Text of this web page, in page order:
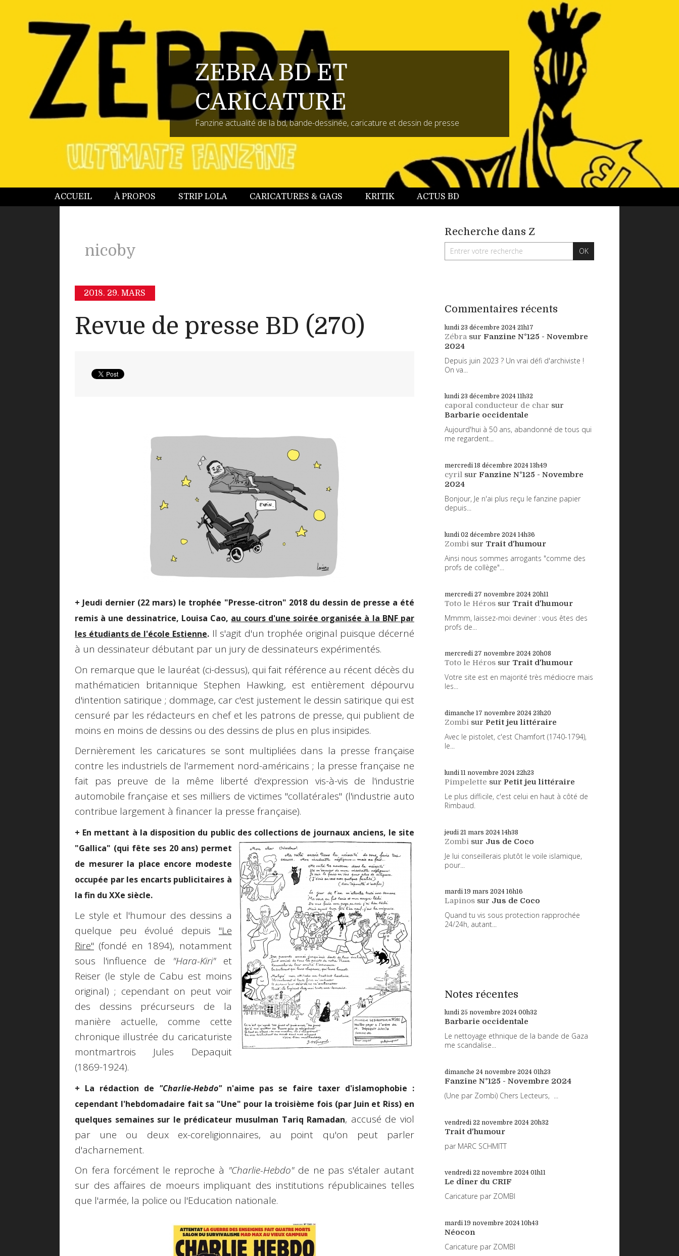
ZEBRA BD ET
CARICATURE
Fanzine actualité de la bd, bande-dessinée, caricature et dessin de presse
ACCUEIL À PROPOS STRIP LOLA CARICATURES & GAGS KRITIK ACTUS BD
nicoby
2018. 29. MARS
Revue de presse BD (270)
+ Jeudi dernier (22 mars) le trophée "Presse-citron" 2018 du dessin de presse a été
remis à une dessinatrice, Louisa Cao, au cours d'une soirée organisée à la BNF par
les étudiants de l'école Estienne.Il s'agit d'un trophée original puisque décerné
à un dessinateur débutant par un jury de dessinateurs expérimentés.
On remarque que le lauréat (ci-dessus), qui fait référence au récent décès du
mathématicien britannique Stephen Hawking, est entièrement dépourvu
d'intention satirique ; dommage, car c'est justement le dessin satirique qui est
censuré par les rédacteurs en chef et les patrons de presse, qui publient de
moins en moins de dessins ou des dessins de plus en plus insipides.
Dernièrement les caricatures se sont multipliées dans la presse française
contre les industriels de l'armement nord-américains ; la presse française ne
fait pas preuve de la même liberté d'expression vis-à-vis de l'industrie
automobile française et ses milliers de victimes "collatérales" (l'industrie auto
contribue largement à financer la presse française).
+ En mettant à la disposition du public des collections de journaux anciens, le site
"Gallica" (qui fête ses 20 ans) permet
de mesurer la place encore modeste
occupée par les encarts publicitaires à
la fin du XXe siècle.
Le style et l'humour des dessins a
quelque peu évolué depuis "Le
Rire" (fondé en 1894), notamment
sous l'influence de "Hara-Kiri"et
Reiser (le style de Cabu est moins
original) ; cependant on peut voir
des dessins précurseurs de la
manière actuelle, comme cette
chronique illustrée du caricaturiste
montmartrois Jules Depaquit
(1869-1924).
+ La rédaction de "Charlie-Hebdo"n'aime pas se faire taxer d'islamophobie :
cependant l'hebdomadaire fait sa "Une" pour la troisième fois (par Juin et Riss) en
quelques semaines sur le prédicateur musulman Tariq Ramadan, accusé de viol
par une ou deux ex-coreligionnaires, au point qu'on peut parler
d'acharnement.
On fera forcément le reproche à "Charlie-Hebdo"de ne pas s'étaler autant
sur des affaires de moeurs impliquant des institutions républicaines telles
que l'armée, la police ou l'Education nationale.
Recherche dans Z
Commentaires récents
lundi 23 décembre 2024 21h17
Zébra sur Fanzine N°125 - Novembre
2024
Depuis juin 2023 ? Un vrai défi d'archiviste !
On va...
lundi 23 décembre 2024 11h32
caporal conducteur de char sur
Barbarie occidentale
Aujourd'hui à 50 ans, abandonné de tous qui
me regardent...
mercredi 18 décembre 2024 13h49
cyril sur Fanzine N°125 - Novembre
2024
Bonjour, Je n'ai plus reçu le fanzine papier
depuis...
lundi 02 décembre 2024 14h36
Zombi sur Trait d'humour
Ainsi nous sommes arrogants "comme des
profs de collège"...
mercredi 27 novembre 2024 20h11
Toto le Héros sur Trait d'humour
Mmmm, laissez-moi deviner : vous êtes des
profs de...
mercredi 27 novembre 2024 20h08
Toto le Héros sur Trait d'humour
Votre site est en majorité très médiocre mais
les...
dimanche 17 novembre 2024 23h20
Zombi sur Petit jeu littéraire
Avec le pistolet, c'est Chamfort (1740-1794),
le...
lundi 11 novembre 2024 22h23
Pimpelette sur Petit jeu littéraire
Le plus difficile, c'est celui en haut à côté de
Rimbaud.
jeudi 21 mars 2024 14h38
Zombi sur Jus de Coco
Je lui conseillerais plutôt le voile islamique,
pour...
mardi 19 mars 2024 16h16
Lapinos sur Jus de Coco
Quand tu vis sous protection rapprochée
24/24h, autant...
Notes récentes
lundi 25 novembre 2024 00h32
Barbarie occidentale
Le nettoyage ethnique de la bande de Gaza
me scandalise...
dimanche 24 novembre 2024 01h23
Fanzine N°125 - Novembre 2024
(Une par Zombi) Chers Lecteurs, ...
vendredi 22 novembre 2024 20h32
Trait d'humour
par MARC SCHMITT
vendredi 22 novembre 2024 01h11
Le dîner du CRIF
Caricature par ZOMBI
mardi 19 novembre 2024 10h43
Néocon
Caricature par ZOMBI